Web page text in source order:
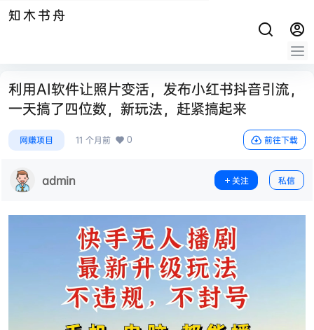
知木书舟
利用AI软件让照片变活，发布小红书抖音引流，
一天搞了四位数，新玩法，赶紧搞起来
网赚项目 11 个月前 0 前往下载
admin 关注 私信